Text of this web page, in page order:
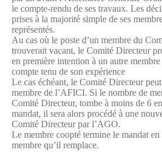
le compte-rendu de ses travaux. Les
prises à la majorité simple de ses
représentés.
Au cas où le poste d’un membre du
trouverait vacant, le Comité Directeur
en première intention à un autre
compte tenu de son expérience
Le cas échéant, le Comité Directeur
membre de l’AFICI. Si le nombre de
Comité Directeur, tombe à moins de 6
mandat, il sera alors procédé à une
Comité Directeur par l’AGO.
Le membre coopté termine le mandat en
membre qu’il remplace.